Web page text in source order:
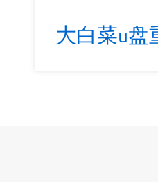
大白菜u盘